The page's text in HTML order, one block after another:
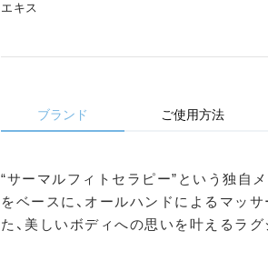
エキス
ブランド ご使用方法
“サーマルフィトセラピー”という独自メ
をベースに、オールハンドによるマッ
た、美しいボディへの思いを叶えるラグ